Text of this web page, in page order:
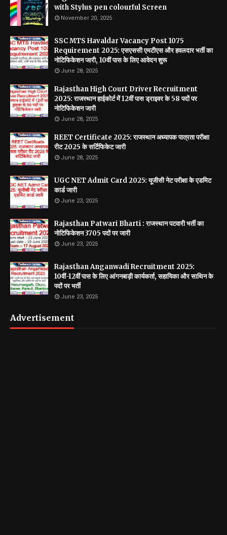
with Stylus pen colourful Screen
November 20, 2025
SSC MTS Havaldar Vacancy Post 1075
Requirement 2025: एसएससी एमटीएस और हवलदार भर्ती का
नोटिफिकेशन जारी, 10वीं पास के लिए आवेदन शुरू
June 28, 2025
Rajasthan High Court Driver Recruitment
2025: राजस्थान हाईकोर्ट में 12वीं पास ड्राइवर के 58 पदों पर
नोटिफिकेशन जारी
June 28, 2025
REET Certificate 2025: राजस्थान अध्यापक पात्रता परीक्षा
रीट 2025 के सर्टिफिकेट जारी
June 28, 2025
UGC NET Admit Card 2025: यूजीसी नेट परीक्षा के एडमिट
कार्ड जारी
June 23, 2025
Rajasthan Patwari Bharti : राजस्थान पटवारी भर्ती का
नोटिफिकेशन 3705 पदों पर जारी
June 23, 2025
Rajasthan Anganwadi Recruitment 2025:
10वीं-12वीं पास के लिए आंगनबाड़ी कार्यकर्ता, सहायिका और साथिन के
पदों पर भर्ती
June 23, 2025
Advertisement